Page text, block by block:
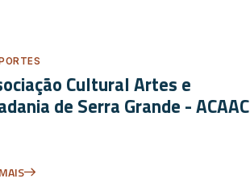
Cultural Artes e
de Serra Grande - ACAAC